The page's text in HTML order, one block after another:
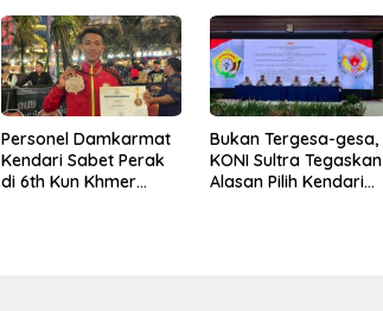
Personel Damkarmat
Kendari Sabet Perak
di 6th Kun Khmer
Bukan Tergesa-gesa,
KONI Sultra Tegaskan
Alasan Pilih Kendari